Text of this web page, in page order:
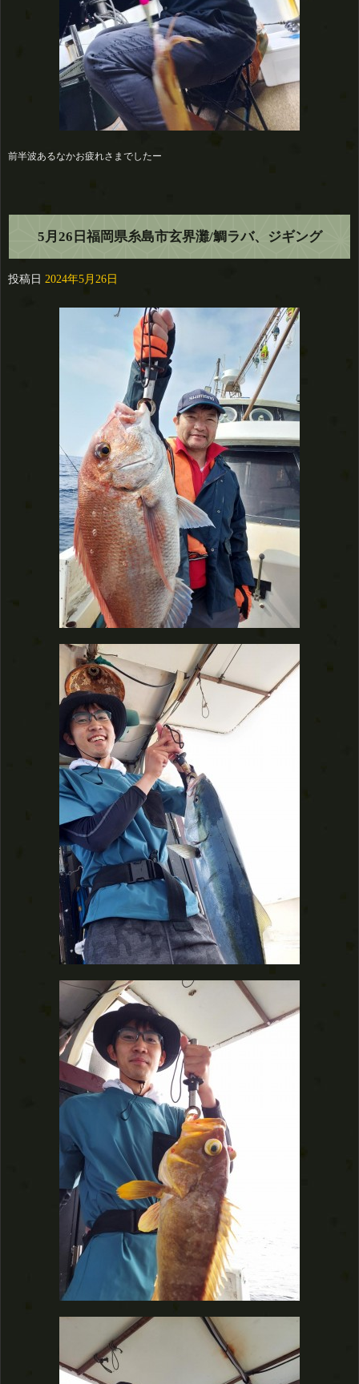
前半波あるなかお疲れさまでしたー
5月26日福岡県糸島市玄界灘/鯛ラバ、ジギング
投稿日 2024年5月26日